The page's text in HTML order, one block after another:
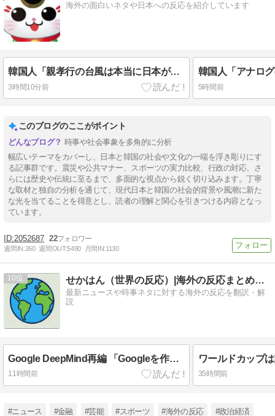
海外の面白いネタや日本への反応を紹介しています
韓国人「親孝行の台風は本当に日本が好きなんだな」
3時間10分前 5時間前
このブログのここがポイント
時事や社会事象を多角的に分析
幅広いテーマをカバーし、日本と韓国の社会や文化の一端を浮き彫りにす
る記事群です。震災や公共マナー、スポーツの実力比較、行政の対応、さ
らには歴史や伝統に至るまで、多面的な視点から鋭く切り込みます。丁寧
な取材と独自の分析を通じて、現代日本と韓国の社会的背景や風潮に新た
な光を当てることを得意とし、読者の理解と関心を引きつける内容となっ
ています。
2052687 22
週間IN:260 週間OUT:5490 月間IN:1130
10 せかはん（世界の反応）|海外の反応まとめブログ
最新ニュースや時事ネタに対する海外の反応を翻訳・解
説
Google DeepMind再編 「Googleを作った男」ディーンが去り、本体は稼ぐAIへ舵を切る【海外の反応・解説】
11時間前 35時間前
#ニュース #金融 #芸能 #スポーツ #海外の反応 #政治経済